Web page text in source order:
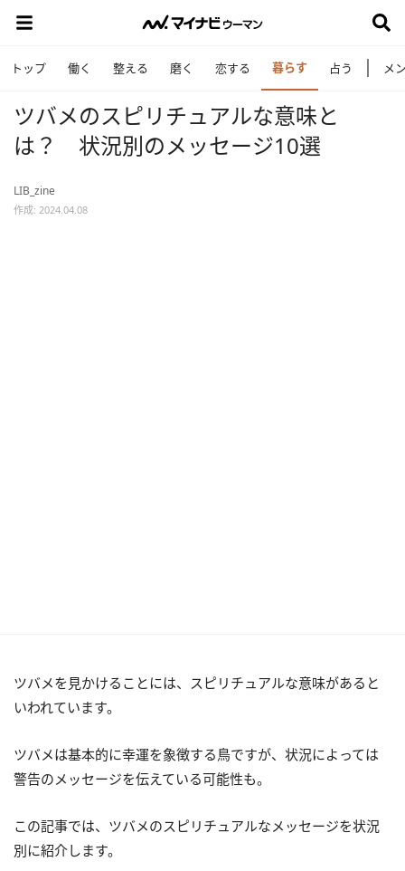
トップ 働く 整える 磨く 恋する 暮らす 占う メ
ツバメのスピリチュアルな意味と
は？ 状況別のメッセージ10選
LIB_zine
作成: 2024.04.08
ツバメを見かけることには、スピリチュアルな意味があると
いわれています。
ツバメは基本的に幸運を象徴する鳥ですが、状況によっては
警告のメッセージを伝えている可能性も。
この記事では、ツバメのスピリチュアルなメッセージを状況
別に紹介します。